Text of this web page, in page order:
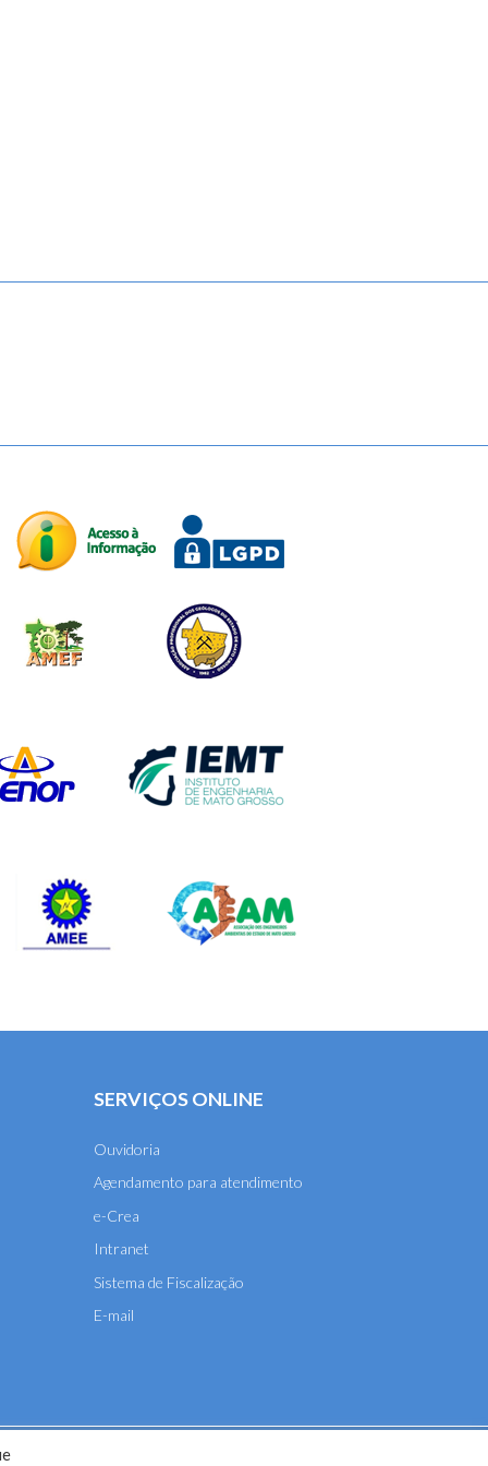
SERVIÇOS ONLINE
Ouvidoria
Agendamento para atendimento
e-Crea
Intranet
Sistema de Fiscalização
E-mail